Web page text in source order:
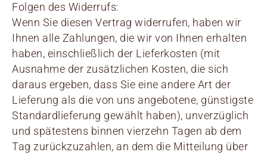
Folgen des Widerrufs:
Wenn Sie diesen Vertrag widerrufen, haben wir
Ihnen alle Zahlungen, die wir von Ihnen erhalten
haben, einschließlich der Lieferkosten (mit
Ausnahme der zusätzlichen Kosten, die sich
daraus ergeben, dass Sie eine andere Art der
Lieferung als die von uns angebotene, günstigste
Standardlieferung gewählt haben), unverzüglich
und spätestens binnen vierzehn Tagen ab dem
Tag zurückzuzahlen, an dem die Mitteilung über